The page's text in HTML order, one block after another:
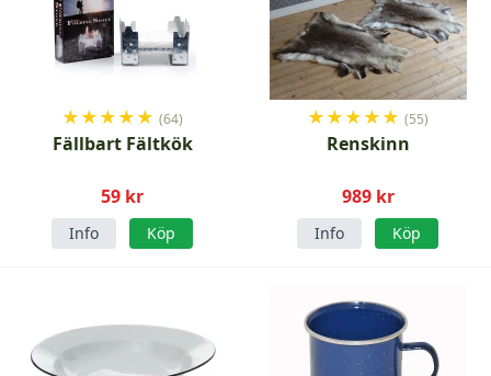
★★★★★ (64)
Fällbart Fältkök
59 kr
Info Köp
★★★★★ (55)
Renskinn
989 kr
Info Köp